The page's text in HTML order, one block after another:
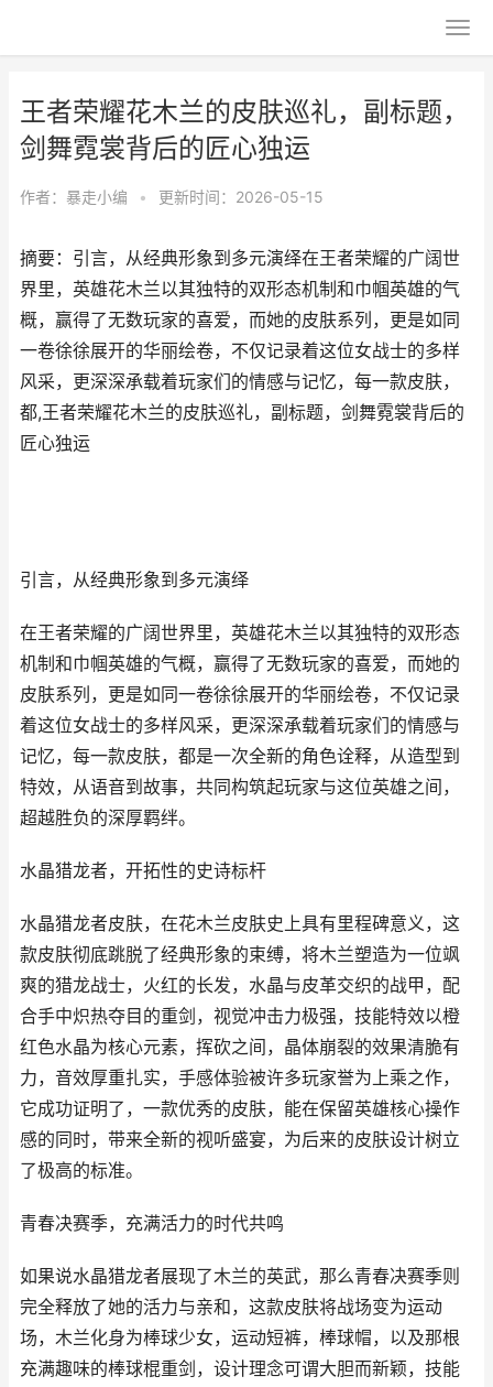
王者荣耀花木兰的皮肤巡礼，副标题，
剑舞霓裳背后的匠心独运
作者： 暴走小编 • 更新时间：2026-05-15
摘要：引言，从经典形象到多元演绎在王者荣耀的广阔世
界里，英雄花木兰以其独特的双形态机制和巾帼英雄的气
概，赢得了无数玩家的喜爱，而她的皮肤系列，更是如同
一卷徐徐展开的华丽绘卷，不仅记录着这位女战士的多样
风采，更深深承载着玩家们的情感与记忆，每一款皮肤，
都,王者荣耀花木兰的皮肤巡礼，副标题，剑舞霓裳背后的
匠心独运
引言，从经典形象到多元演绎
在王者荣耀的广阔世界里，英雄花木兰以其独特的双形态
机制和巾帼英雄的气概，赢得了无数玩家的喜爱，而她的
皮肤系列，更是如同一卷徐徐展开的华丽绘卷，不仅记录
着这位女战士的多样风采，更深深承载着玩家们的情感与
记忆，每一款皮肤，都是一次全新的角色诠释，从造型到
特效，从语音到故事，共同构筑起玩家与这位英雄之间，
超越胜负的深厚羁绊。
水晶猎龙者，开拓性的史诗标杆
水晶猎龙者皮肤，在花木兰皮肤史上具有里程碑意义，这
款皮肤彻底跳脱了经典形象的束缚，将木兰塑造为一位飒
爽的猎龙战士，火红的长发，水晶与皮革交织的战甲，配
合手中炽热夺目的重剑，视觉冲击力极强，技能特效以橙
红色水晶为核心元素，挥砍之间，晶体崩裂的效果清脆有
力，音效厚重扎实，手感体验被许多玩家誉为上乘之作，
它成功证明了，一款优秀的皮肤，能在保留英雄核心操作
感的同时，带来全新的视听盛宴，为后来的皮肤设计树立
了极高的标准。
青春决赛季，充满活力的时代共鸣
如果说水晶猎龙者展现了木兰的英武，那么青春决赛季则
完全释放了她的活力与亲和，这款皮肤将战场变为运动
场，木兰化身为棒球少女，运动短裤，棒球帽，以及那根
充满趣味的棒球棍重剑，设计理念可谓大胆而新颖，技能